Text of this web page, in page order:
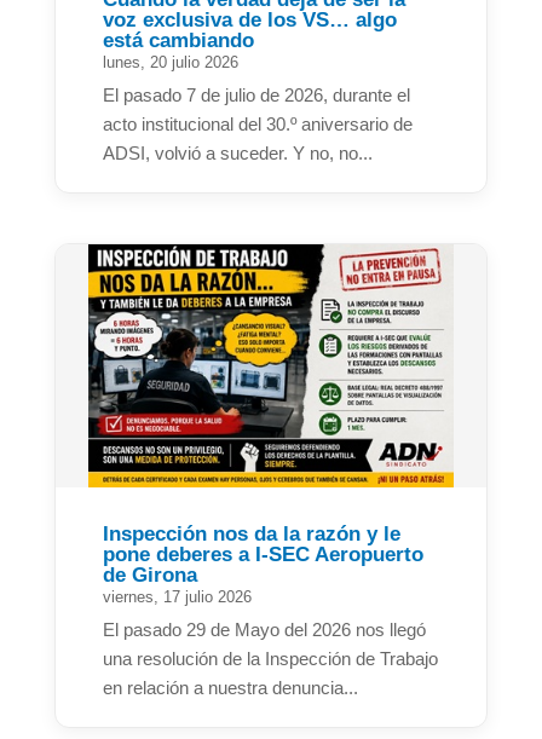
voz exclusiva de los VS… algo
está cambiando
lunes, 20 julio 2026
El pasado 7 de julio de 2026, durante el
acto institucional del 30.º aniversario de
ADSI, volvió a suceder. Y no, no...
Inspección nos da la razón y le
pone deberes a I-SEC Aeropuerto
de Girona
viernes, 17 julio 2026
El pasado 29 de Mayo del 2026 nos llegó
una resolución de la Inspección de Trabajo
en relación a nuestra denuncia...